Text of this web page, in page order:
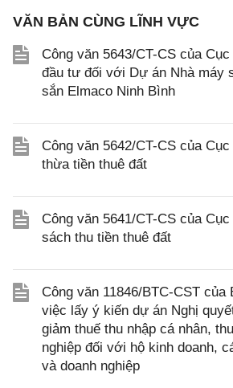
VĂN BẢN CÙNG LĨNH VỰC
Công văn 5643/CT-CS của
đầu tư đối với Dự án Nhà máy
sắn Elmaco Ninh Bình
Công văn 5642/CT-CS của
thừa tiền thuê đất
Công văn 5641/CT-CS của
sách thu tiền thuê đất
Công văn 11846/BTC-CST của
việc lấy ý kiến dự án Nghị
giảm thuế thu nhập cá nhân,
nghiệp đối với hộ kinh doanh,
và doanh nghiệp